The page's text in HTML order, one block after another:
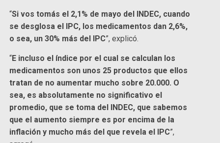
“Si vos tomás el 2,1% de mayo del INDEC, cuando
se desglosa el IPC, los medicamentos dan 2,6%,
o sea, un 30% más del IPC”, explicó.
“E incluso el índice por el cual se calculan los
medicamentos son unos 25 productos que ellos
tratan de no aumentar mucho sobre 20.000. O
sea, es absolutamente no significativo el
promedio, que se toma del INDEC, que sabemos
que el aumento siempre es por encima de la
inflación y mucho más del que revela el IPC”,